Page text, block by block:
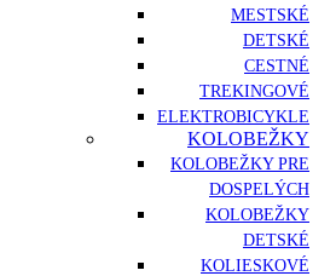
MESTSKÉ
DETSKÉ
CESTNÉ
TREKINGOVÉ
ELEKTROBICYKLE
KOLOBEŽKY
KOLOBEŽKY PRE
DOSPELÝCH
KOLOBEŽKY
DETSKÉ
KOLIESKOVÉ